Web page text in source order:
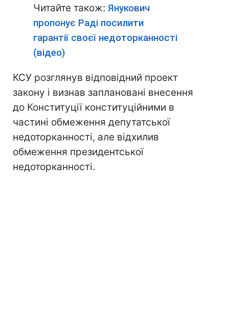
Читайте також: Янукович
пропонує Раді посилити
гарантії своєї недоторканності
(відео)
КСУ розглянув відповідний проект
закону і визнав заплановані внесення
до Конституції конституційними в
частині обмеження депутатської
недоторканності, але відхилив
обмеження президентської
недоторканності.